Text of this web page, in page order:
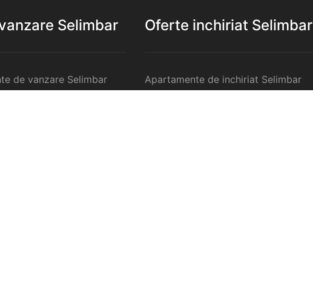
Selimbar
de vanzare Selimbar
Oferte inchiriat Selimbar
Apartamente de inchiriat Selimbar